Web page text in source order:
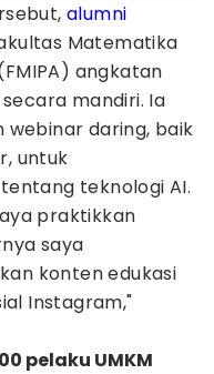
alumni
Matematika
angkatan
mandiri. Ia
webinar daring, baik
untuk
teknologi AI.
praktikkan
saya
konten edukasi
Instagram,"
pelaku UMKM